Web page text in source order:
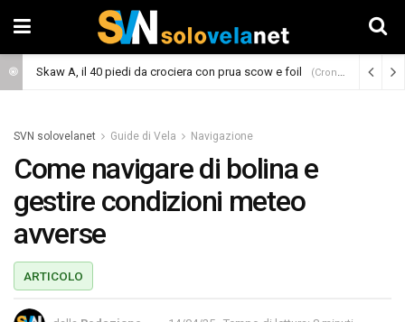
Skaw A, il 40 piedi da crociera con prua scow e foil (Cronaca)
SVN solovelanet Guide di Vela Navigazione
Come navigare di bolina e
gestire condizioni meteo
avverse
ARTICOLO